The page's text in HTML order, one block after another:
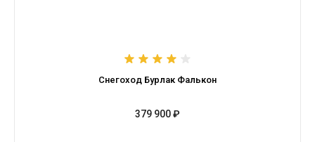
Снегоход Бурлак Фалькон
379 900 ₽